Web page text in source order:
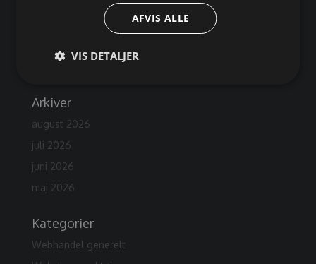
Webshop: Sådan starter du en professionel e‑handel
Professionel webshop kontra min fætter hjælper mig
Arkiver
august 2026
juli 2026
juni 2026
maj 2026
Kategorier
Webhandel generelt
AFVIS ALLE
VIS DETALJER